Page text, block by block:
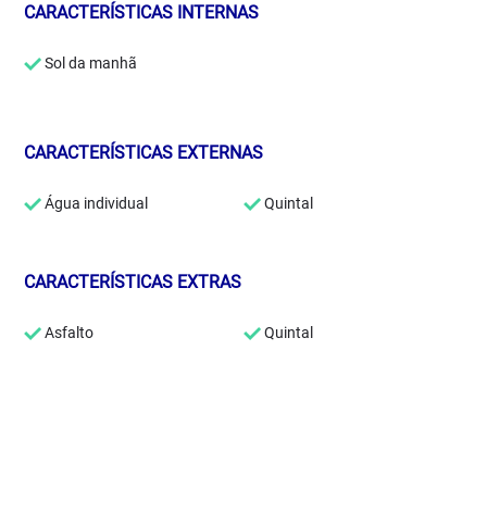
CARACTERÍSTICAS INTERNAS
Sol da manhã
CARACTERÍSTICAS EXTERNAS
Água individual Quintal
CARACTERÍSTICAS EXTRAS
Asfalto Quintal